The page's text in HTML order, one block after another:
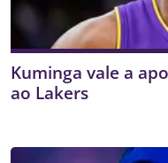
Kuminga vale a
ao Lakers